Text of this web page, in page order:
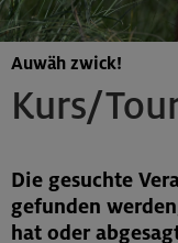
Kurs/
Auwäh zwick!
Die gesuchte
gefunden
hat oder